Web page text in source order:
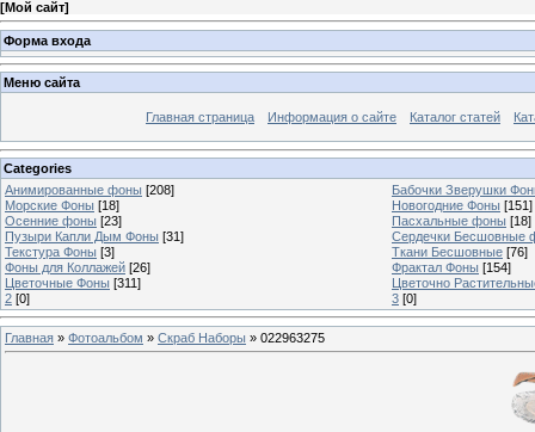
[Мой сайт]
Форма входа
Меню сайта
Главная страница Информация о сайте Каталог статей
Categories
Анимированные фоны [208]
Бабочки Зверушки
Морские Фоны [18] Новогодние Фоны [151]
Осенние фоны [23] Пасхальные фоны [18]
Пузыри Капли Дым Фоны [31]
Сердечки Бесшовные
Текстура Фоны [3] Ткани Бесшовные [76]
Фоны для Коллажей [26] Фрактал Фоны [154]
Цветочные Фоны [311]
Цветочно
2 [0] 3 [0]
Главная » Фотоальбом » Скраб Наборы » 022963275